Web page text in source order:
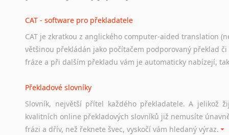
Studium v Austrálii
Soubor odkazů užitečných všem, kteří uvažují o studiu v
a zázemí, australské univerzity a samozřejmě i osobní
Práce v Austrálii
Odkazy poskytující cenné informace nekomerčního
hledat práci na internetu případně osobní zkušenosti
CAT - software pro překladatele
CAT je zkratkou z anglického computer-aided translation
většinou překládán jako počítačem podporovaný překlad
fráze a při dalším překladu vám je automaticky nabízejí,
Překladové slovníky
Slovník, největší přítel každého překladatele. A jelikož
kvalitních online překladových slovníků již nemusíte
frázi a dřív, než řeknete švec, vyskočí vám hledaný výraz.